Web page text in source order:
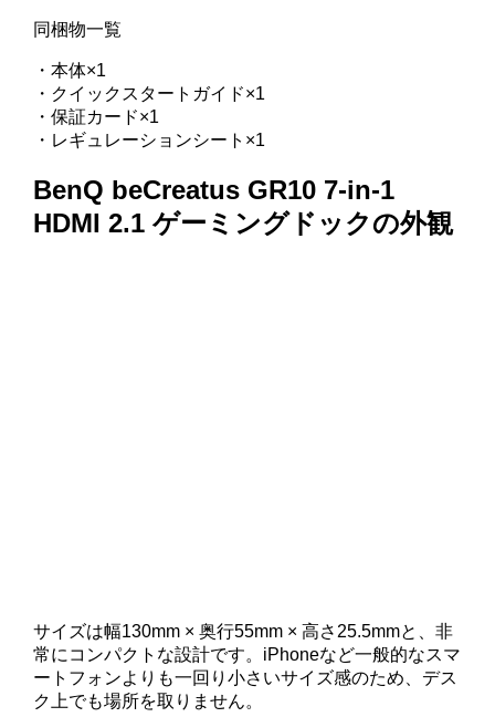
同梱物一覧
・本体×1
・クイックスタートガイド×1
・保証カード×1
・レギュレーションシート×1
BenQ beCreatus GR10 7-in-1
HDMI 2.1 ゲーミングドックの外観
サイズは幅130mm × 奥行55mm × 高さ25.5mmと、非
常にコンパクトな設計です。iPhoneなど一般的なスマ
ートフォンよりも一回り小さいサイズ感のため、デス
ク上でも場所を取りません。